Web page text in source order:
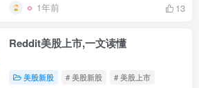
1年前 13
Reddit美股上市,一文读懂
美股新股 # 美股新股 # 美股上市